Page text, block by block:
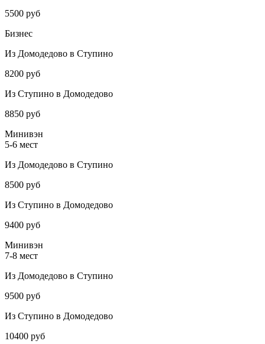
5500 руб
Бизнес
Из Домодедово в Ступино
8200 руб
Из Ступино в Домодедово
8850 руб
Минивэн
5-6 мест
Из Домодедово в Ступино
8500 руб
Из Ступино в Домодедово
9400 руб
Минивэн
7-8 мест
Из Домодедово в Ступино
9500 руб
Из Ступино в Домодедово
10400 руб